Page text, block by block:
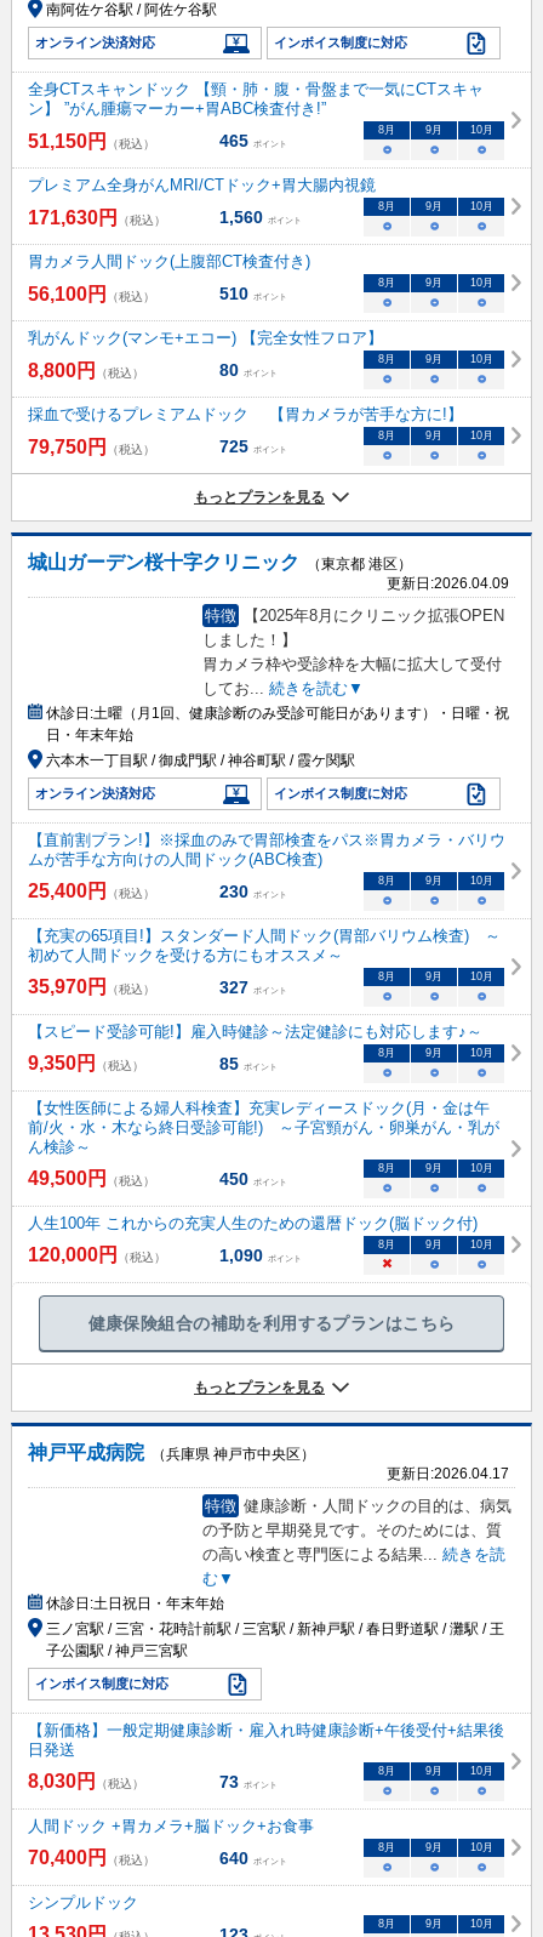
南阿佐ケ谷駅 / 阿佐ケ谷駅
オンライン決済対応 インボイス制度に対応
全身CTスキャンドック 【頸・肺・腹・骨盤まで一気にCTスキャ
ン】 ”がん腫瘍マーカー+胃ABC検査付き!”
51,150円 （税込） 465 ポイント
8月 9月 10月
○ ○ ○
プレミアム全身がんMRI/CTドック+胃大腸内視鏡
171,630円 （税込） 1,560 ポイント
8月 9月 10月
○ ○ ○
胃カメラ人間ドック(上腹部CT検査付き)
56,100円 （税込） 510 ポイント
8月 9月 10月
○ ○ ○
乳がんドック(マンモ+エコー) 【完全女性フロア】
8,800円 （税込） 80 ポイント
8月 9月 10月
○ ○ ○
採血で受けるプレミアムドック 【胃カメラが苦手な方に!】
79,750円 （税込） 725 ポイント
8月 9月 10月
○ ○ ○
もっとプランを見る
城山ガーデン桜十字クリニック
（東京都 港区）
更新日:2026.04.09
特徴
【2025年8月にクリニック拡張OPEN
しました！】
胃カメラ枠や受診枠を大幅に拡大して受付
してお
続きを読む▼
休診日:土曜（月1回、健康診断のみ受診可能日があります）・日曜・祝
日・年末年始
六本木一丁目駅 / 御成門駅 / 神谷町駅 / 霞ケ関駅
オンライン決済対応 インボイス制度に対応
【直前割プラン!】※採血のみで胃部検査をパス※胃カメラ・バリウ
ムが苦手な方向けの人間ドック(ABC検査)
25,400円 （税込） 230 ポイント
8 月 9 月 10月
○ ○ ○
【充実の65項目!】スタンダード人間ドック(胃部バリウム検査) ～
初めて人間ドックを受ける方にもオススメ～
35,970円 （税込） 327 ポイント
8 月 9 月 10月
○ ○ ○
【スピード受診可能!】雇入時健診～法定健診にも対応します♪～
9,350円 （税込） 85 ポイント
8 月 9 月 10月
○ ○ ○
【女性医師による婦人科検査】充実レディースドック(月・金は午
前/火・水・木なら終日受診可能!) ～子宮頸がん・卵巣がん・乳が
ん検診～
49,500円 （税込） 450 ポイント
8 月 9 月 10月
○ ○ ○
人生100年 これからの充実人生のための還暦ドック(脳ドック付)
120,000円 （税込） 1,090 ポイント
8 月 9 月 10月
× ○ ○
健康保険組合の補助を利用するプランはこちら
もっとプランを見る
神戸平成病院
（兵庫県 神戸市中央区）
更新日:2026.04.17
特徴 健康診断・人間ドックの目的は、病気
の予防と早期発見です。そのためには、質
の高い検査と専門医による結果...
続きを読
む▼
休診日:土日祝日・年末年始
三ノ宮駅 / 三宮・花時計前駅 / 三宮駅 / 新神戸駅 / 春日野道駅 / 灘駅 / 王
子公園駅 / 神戸三宮駅
インボイス制度に対応
【新価格】一般定期健康診断・雇入れ時健康診断+午後受付+結果後
日発送
8,030円 （税込） 73 ポイント
8 月 9 月 10月
○ ○ ○
人間ドック +胃カメラ+脳ドック+お食事
70,400円 （税込） 640 ポイント
8 月 9 月 10月
○ ○ ○
シンプルドック
8 月 9 月 10月